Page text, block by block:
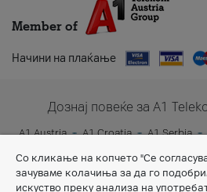
Member of
Начини на плаќање
Дознај повеќе за A1
A1 Austria A1 Croatia A1 Serbia
Со кликање на копчето "Се
зачуваме колачиња за да го
искуство преку анализа на